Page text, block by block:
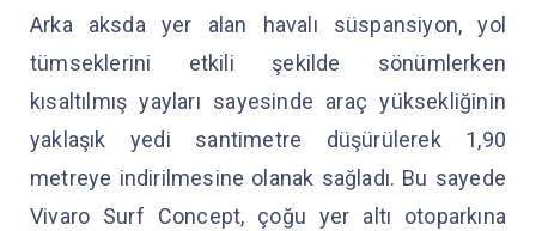
Arka aksda yer alan havalı süspansiyon, yol
tümseklerini etkili şekilde sönümlerken
kısaltılmış yayları sayesinde araç yüksekliğinin
yaklaşık yedi santimetre düşürülerek 1,90
metreye indirilmesine olanak sağladı. Bu sayede
Vivaro Surf Concept, çoğu yer altı otoparkına